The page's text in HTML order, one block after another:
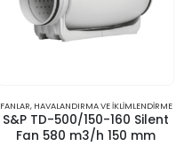
FANLAR, HAVALANDIRMA VE İKLIMLENDIRME
S&P TD-500/150-160 Silent
Fan 580 m3/h 150 mm